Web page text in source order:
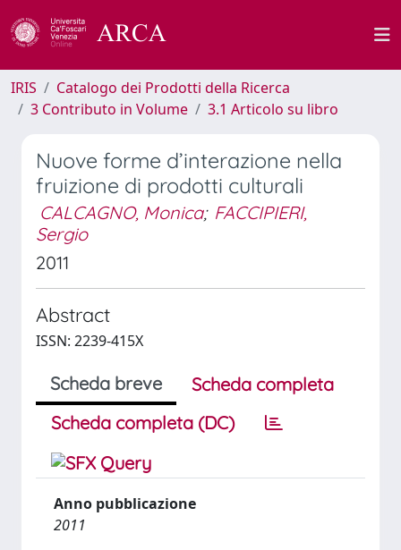
IRIS
Catalogo dei Prodotti della Ricerca
3 Contributo in Volume
3.1 Articolo su libro
Nuove forme d’interazione nella
fruizione di prodotti culturali
CALCAGNO, Monica; FACCIPIERI,
Sergio
2011
Abstract
ISSN: 2239-415X
Scheda breve
Scheda completa
Scheda completa (DC)
Anno pubblicazione
2011